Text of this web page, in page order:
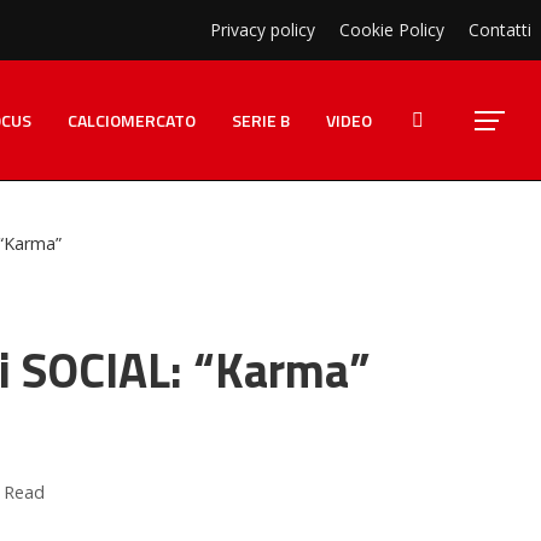
Privacy policy Cookie Policy Contatti
CALCIOMERCATO SERIE B VIDEO
“Karma”